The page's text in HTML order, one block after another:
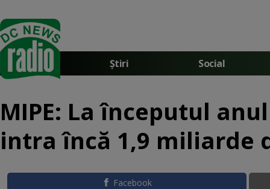
Știri Social
MIPE: La începutul
intra încă 1,9 miliarde
Facebook